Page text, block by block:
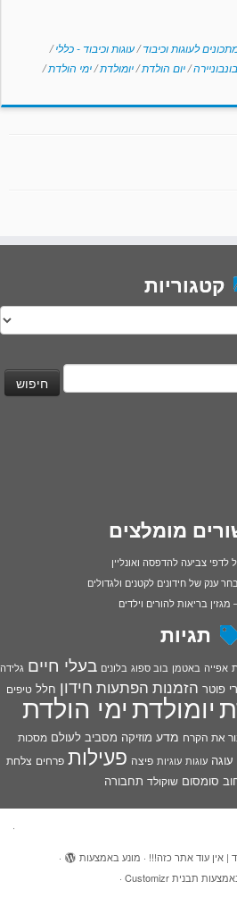
לעוגות וכיבוד/עוגות וכיבוד - כללי/
בונבוניירה/יום הולדת/יומולדת/ימי הולדת/
קטגוריות
מומלצים
לדפי צביעה להדפסה ואונליין
ענק של חידונים לקטנים ולגדולים
מגזין בריאות להורים וילדים
תגיות
אפייה באטמן בוב ספוג בלונים בעלי חיים גלידה
פוטר הזמנות הפתעות חידון חלל טיפים יומולדתימי הולדת
את הקרח מדע מוזיקה מסביב לעולם מסכות
עוגה עוגות עוגיות פיצה פעילות פרחים צלחת
סומסום שוקולד תחבורה
·
| אין עוד אתר כזה!!! · מונע באמצעות
·
תבנית Customizr ·